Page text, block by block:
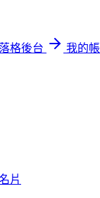
格後台
我的
片